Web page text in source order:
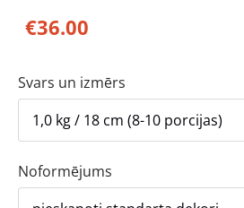
€36.00
Svars un izmērs
Noformējums